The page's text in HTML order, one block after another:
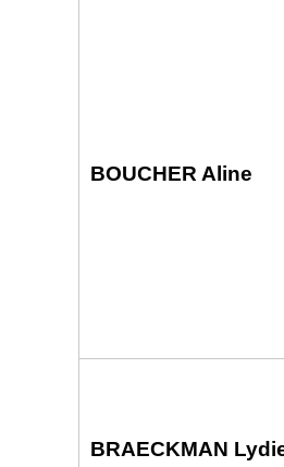
BOUCHER Aline
BRAECKMAN